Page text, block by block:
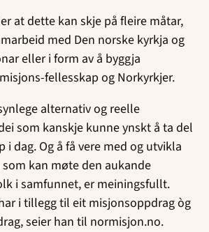
at dette kan skje på fleire måtar,
med Den norske kyrkja og
eller i form av å byggja
fellesskap og Norkyrkjer.
alternativ og reelle
som kanskje kunne ynskt å ta del
i dag. Og å få vere med og utvikla
kan møte den aukande
i samfunnet, er meiningsfullt.
i tillegg til eit misjonsoppdrag òg
seier han til normisjon.no.